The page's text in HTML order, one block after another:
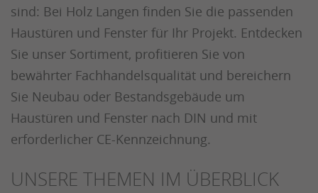
sind: Bei Holz Langen finden Sie die passenden
Haustüren und Fenster für Ihr Projekt. Entdecken
Sie unser Sortiment, profitieren Sie von
bewährter Fachhandelsqualität und bereichern
Sie Neubau oder Bestandsgebäude um
Haustüren und Fenster nach DIN und mit
erforderlicher CE-Kennzeichnung.
UNSERE THEMEN IM ÜBERBLICK